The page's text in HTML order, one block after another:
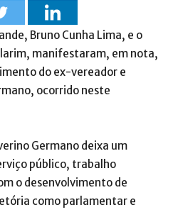
Bruno Cunha Lima, e o
manifestaram, em nota,
do ex-vereador e
ocorrido neste
Germano deixa um
público, trabalho
o desenvolvimento de
como parlamentar e